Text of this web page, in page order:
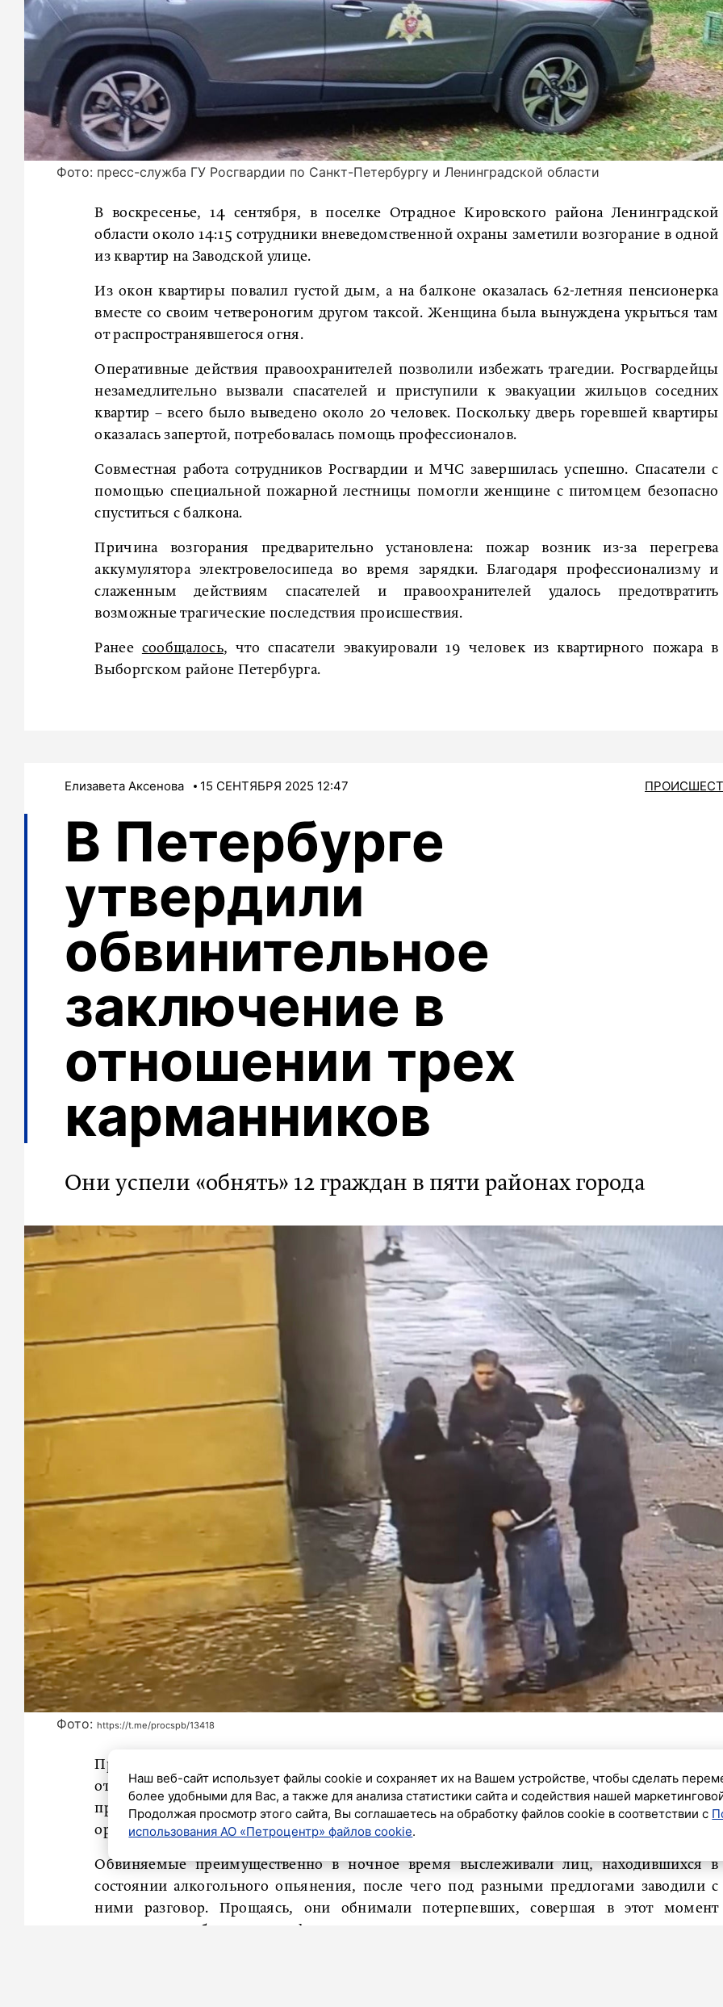
Фото: пресс-служба ГУ Росгвардии по Санкт-Петербургу и Ленинградской области
В воскресенье, 14 сентября, в поселке Отрадное Кировского района Ленинградской
области около 14:15 сотрудники вневедомственной охраны заметили возгорание в одной
из квартир на Заводской улице.
Из окон квартиры повалил густой дым, а на балконе оказалась 62-летняя пенсионерка
вместе со своим четвероногим другом таксой. Женщина была вынуждена укрыться там
от распространявшегося огня.
Оперативные действия правоохранителей позволили избежать трагедии. Росгвардейцы
незамедлительно вызвали спасателей и приступили к эвакуации жильцов соседних
квартир – всего было выведено около 20 человек. Поскольку дверь горевшей квартиры
оказалась запертой, потребовалась помощь профессионалов.
Совместная работа сотрудников Росгвардии и МЧС завершилась успешно. Спасатели с
помощью специальной пожарной лестницы помогли женщине с питомцем безопасно
спуститься с балкона.
Причина возгорания предварительно установлена: пожар возник из-за перегрева
аккумулятора электровелосипеда во время зарядки. Благодаря профессионализму и
слаженным действиям спасателей и правоохранителей удалось предотвратить
возможные трагические последствия происшествия.
Ранее сообщалось, что спасатели эвакуировали 19 человек из квартирного пожара в
Выборгском районе Петербурга.
Елизавета Аксенова 15 СЕНТЯБРЯ 2025 12:47
В Петербурге
утвердили
обвинительное
заключение в
отношении трех
карманников
Они успели «обнять» 12 граждан в пяти районах города
Фото: https://t.me/procspb/13418
Прокуратура Петербурга утвердила обвинительное заключение по уголовному делу в
отношении трех граждан одной из стран ближнего зарубежья: они обвиняются в краже с
причинением значительного ущерба из одежды, находившейся при потерпевшем,
организованной группой.
Обвиняемые преимущественно в ночное время выслеживали лиц, находившихся в
состоянии алкогольного опьянения, после чего под разными предлогами заводили с
ними разговор. Прощаясь, они обнимали потерпевших, совершая в этот момент
хищение их мобильных телефонов из карманов одежды.
Наш веб-сайт использует файлы cookie и сохраняет их на Вашем устройстве, чтобы сделать
более удобными для Вас, а также для анализа статистики сайта и содействия нашей
Продолжая просмотр этого сайта, Вы соглашаетесь на обработку файлов cookie в соответствии с
использования АО «Петроцентр» файлов cookie.